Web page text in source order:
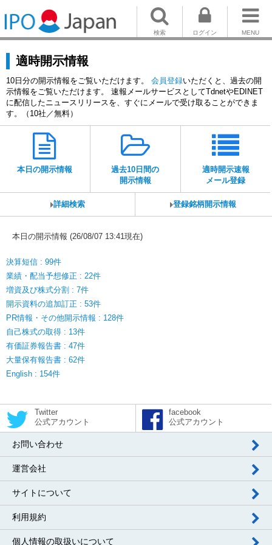
MENU
ログイン
検索
適時開示情報
10日分の開示情報をご覧いただけます。 会員登録いただくと、過去の開
示情報をご覧いただけます。 速報メールサービスとしてTdnetやEDINET
に配信したニュースリリースを、すぐにメールで受け取ることができま
す。（10社／無料）
本日の開示情報
過去10日間の
開示情報
適時開示速報
メール登録
詳細検索 登録銘柄開示情報
本日の開示情報 (26/08/07 13:41現在)
決算短信 : 99件
業績・配当予想修正 : 22件
増資及び株式分割 : 7件
開示資料の追加訂正 : 53件
PR情報・その他開示情報 : 128件
自己株式の取得 : 13件
有価証券報告書 : 47件
大量保有報告書 : 62件
English : 154件
Twitter
公式アカウント
facebook
公式アカウント
お問い合わせ
運営会社
サイトについて
利用規約
個人情報の取扱いについて